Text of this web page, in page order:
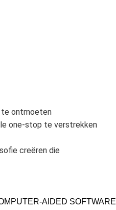
te ontmoeten
one-stop te verstrekken
creëren die
AIDED SOFTWARE